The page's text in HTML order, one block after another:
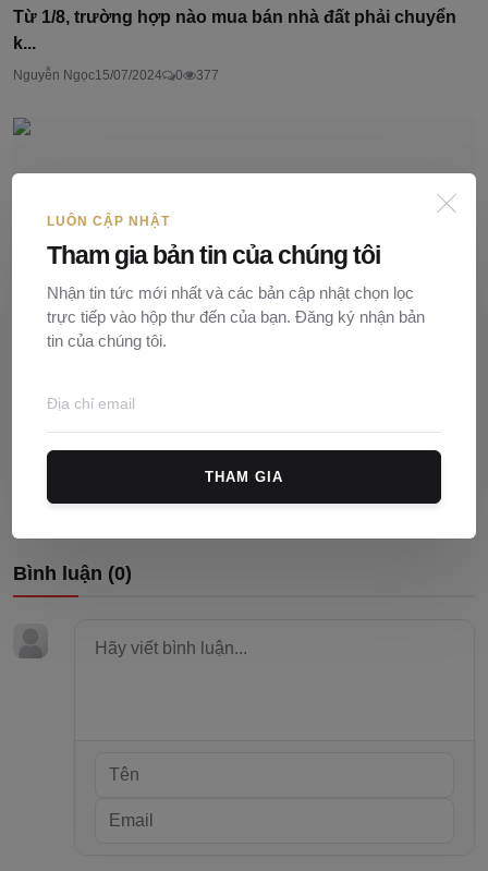
Từ 1/8, trường hợp nào mua bán nhà đất phải chuyển
k...
Nguyễn Ngọc15/07/2024 0 377
177
Bình luận (0)
LUÔN CẬP NHẬT
Tham gia bản tin của chúng tôi
Nhận tin tức mới nhất và các bản cập nhật chọn lọc
trực tiếp vào hộp thư đến của bạn. Đăng ký nhận bản
tin của chúng tôi.
THAM GIA